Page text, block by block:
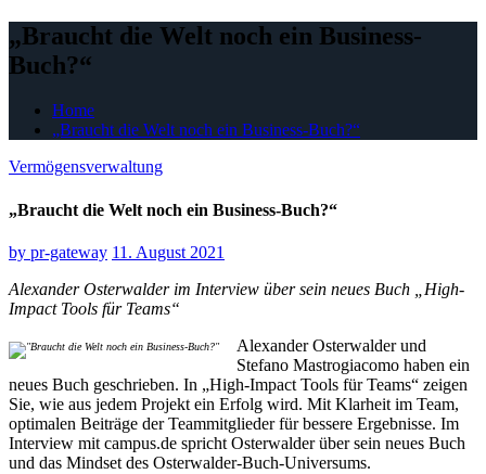
„Braucht die Welt noch ein Business-
Buch?“
Home
„Braucht die Welt noch ein Business-Buch?“
Vermögensverwaltung
„Braucht die Welt noch ein Business-Buch?“
by pr-gateway 11. August 2021
Alexander Osterwalder im Interview über sein neues Buch „High-
Impact Tools für Teams“
Alexander Osterwalder und
Stefano Mastrogiacomo haben ein
neues Buch geschrieben. In „High-Impact Tools für Teams“ zeigen
Sie, wie aus jedem Projekt ein Erfolg wird. Mit Klarheit im Team,
optimalen Beiträge der Teammitglieder für bessere Ergebnisse. Im
Interview mit campus.de spricht Osterwalder über sein neues Buch
und das Mindset des Osterwalder-Buch-Universums.